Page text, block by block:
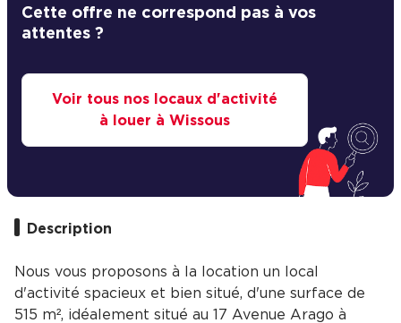
Cette offre ne correspond pas à vos
attentes ?
Voir tous nos locaux d'activité
à louer à Wissous
Description
Nous vous proposons à la location un local
d'activité spacieux et bien situé, d'une surface de
515 m², idéalement situé au 17 Avenue Arago à